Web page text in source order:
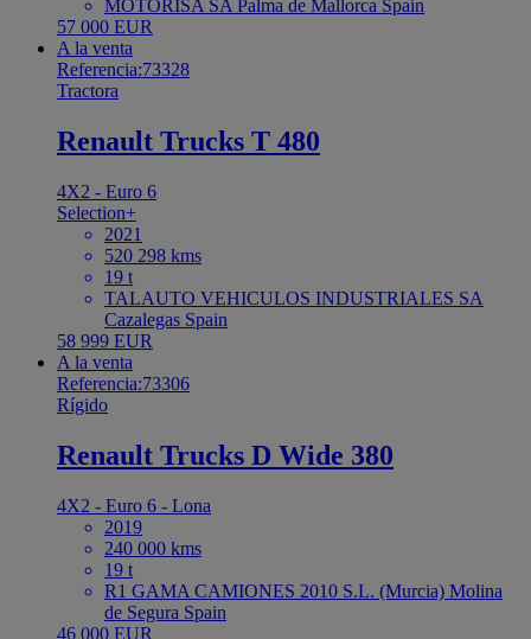
MOTORISA SA Palma de Mallorca Spain
57 000 EUR
A la venta
Referencia:73328
Tractora
Renault Trucks T 480
4X2 - Euro 6
Selection+
2021
520 298 kms
19 t
TALAUTO VEHICULOS INDUSTRIALES SA
Cazalegas Spain
58 999 EUR
A la venta
Referencia:73306
Rígido
Renault Trucks D Wide 380
4X2 - Euro 6 - Lona
2019
240 000 kms
19 t
R1 GAMA CAMIONES 2010 S.L. (Murcia) Molina
de Segura Spain
46 000 EUR